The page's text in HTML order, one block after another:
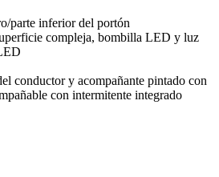
parte inferior del portón
compleja, bombilla LED y luz
conductor y acompañante pintado con
con intermitente integrado